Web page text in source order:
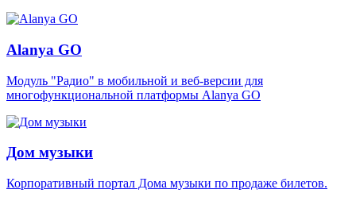
Alanya GO
Модуль "Радио" в мобильной и веб-версии для
многофункциональной платформы Alanya GO
Дом музыки
Корпоративный портал Дома музыки по продаже билетов.